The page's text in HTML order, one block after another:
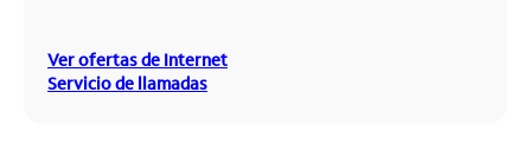
Ver ofertas de Internet
Servicio de llamadas